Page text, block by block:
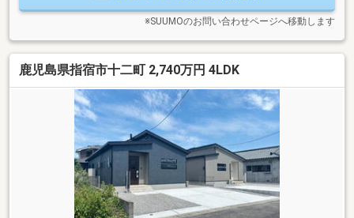
※SUUMOのお問い合わせページへ移動します
鹿児島県指宿市十二町 2,740万円 4LDK